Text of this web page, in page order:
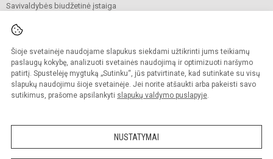
Šioje svetainėje naudojame slapukus siekdami užtikrinti jums teikiamų
paslaugų kokybę, analizuoti svetainės naudojimą ir optimizuoti naršymo
patirtį. Spustelėję mygtuką „Sutinku“, jūs patvirtinate, kad sutinkate su visų
slapukų naudojimu šioje svetainėje. Jei norite atšaukti arba pakeisti savo
sutikimus, prašome apsilankyti slapukų valdymo puslapyje.
NUSTATYMAI
Savivaldybės biudžetinė įstaiga
Tel./ faks.
El. p.
Duomenys kaupiami ir saugomi
Juridinių asmenų registre
Įmonės kodas 191089725
Kopijuoti turinį be raštiško gimnazijos sutikimo griežtai draudžiama.
Prieinamumo paraiška Slapukų valdymas